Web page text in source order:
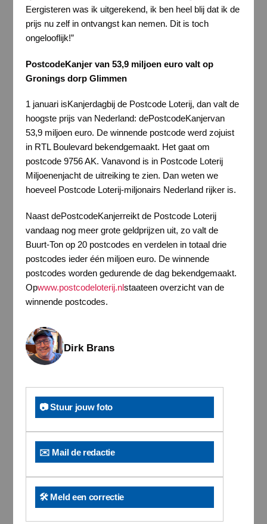
Eergisteren was ik uitgerekend, ik ben heel blij dat ik de
prijs nu zelf in ontvangst kan nemen. Dit is toch
ongelooflijk!”
PostcodeKanjervan 53,9 miljoen euro valt op
Gronings dorp Glimmen
1 januari isKanjerdagbij de Postcode Loterij, dan valt de
hoogste prijs van Nederland: dePostcodeKanjervan
53,9 miljoen euro. De winnende postcode werd zojuist
in RTL Boulevard bekendgemaakt. Het gaat om
postcode 9756 AK. Vanavond is in Postcode Loterij
Miljoenenjacht de uitreiking te zien. Dan weten we
hoeveel Postcode Loterij-miljonairs Nederland rijker is.
Naast dePostcodeKanjerreikt de Postcode Loterij
vandaag nog meer grote geldprijzen uit, zo valt de
Buurt-Ton op 20 postcodes en verdelen in totaal drie
postcodes ieder één miljoen euro. De winnende
postcodes worden gedurende de dag bekendgemaakt.
Opwww.postcodeloterij.nlstaateen overzicht van de
winnende postcodes.
Dirk Brans
📷 Stuur jouw foto
✉️ Mail de redactie
🛠️ Meld een correctie